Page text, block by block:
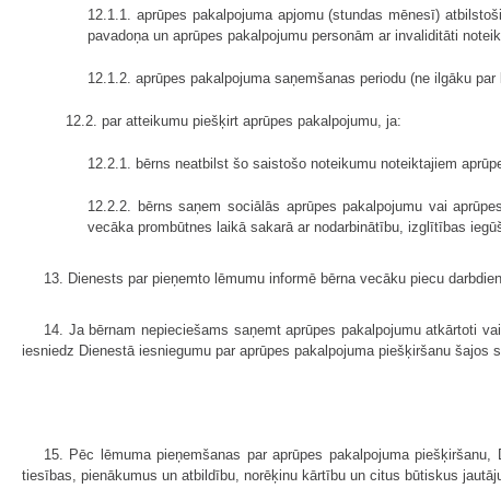
12.1.1. aprūpes pakalpojuma apjomu (stundas mēnesī)
pavadoņa un aprūpes pakalpojumu personām ar invaliditāti
12.1.2. aprūpes pakalpojuma saņemšanas periodu (ne ilgāku par
12.2. par atteikumu piešķirt aprūpes pakalpojumu, ja:
12.2.1. bērns neatbilst šo saistošo noteikumu noteiktajiem
12.2.2. bērns saņem sociālās aprūpes pakalpojumu vai
vecāka prombūtnes laikā sakarā ar nodarbinātību, izglītības
13. Dienests par pieņemto lēmumu informē bērna vecāku piecu
14. Ja bērnam nepieciešams saņemt aprūpes pakalpojumu atkārtoti
iesniedz Dienestā iesniegumu par aprūpes pakalpojuma piešķiršanu šajos
15. Pēc lēmuma pieņemšanas par aprūpes pakalpojuma
tiesības, pienākumus un atbildību, norēķinu kārtību un citus būtiskus